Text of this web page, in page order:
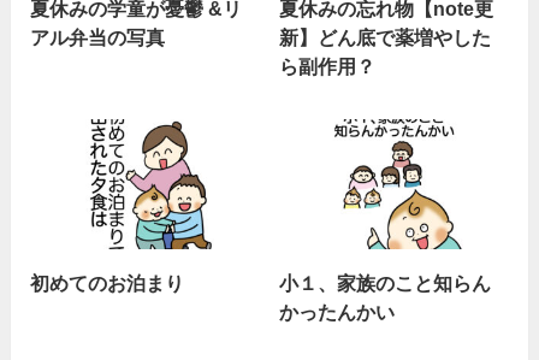
夏休みの学童が憂鬱 &リ
アル弁当の写真
夏休みの忘れ物【note更
新】どん底で薬増やした
ら副作用？
初めてのお泊まり
小１、家族のこと知らん
かったんかい